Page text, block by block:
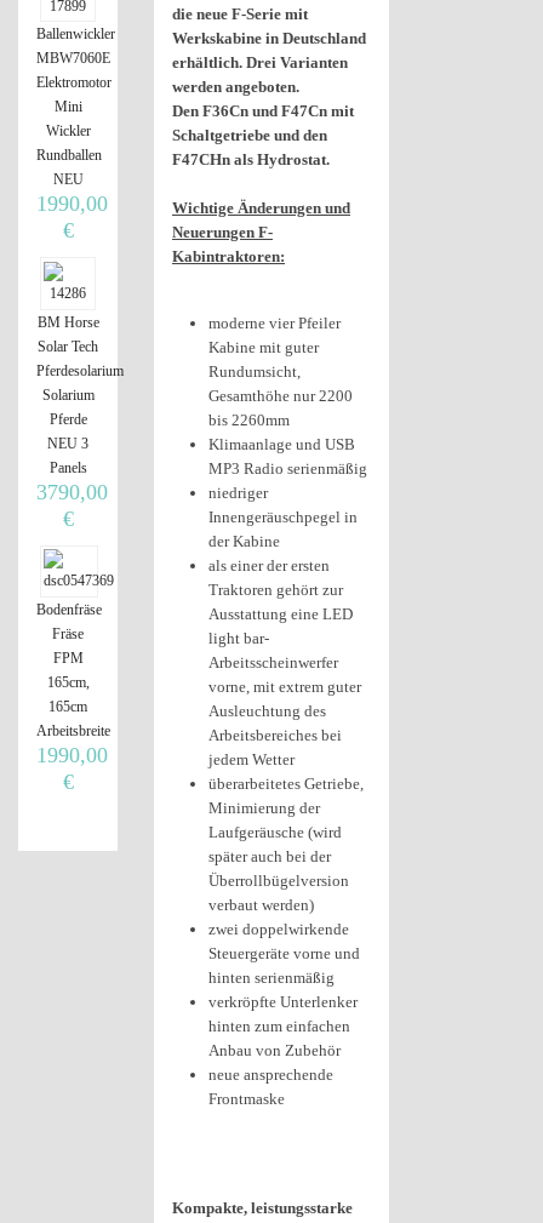
die neue F-Serie mit
Werkskabine in Deutschland
erhältlich. Drei Varianten
werden angeboten.
Den F36Cn und F47Cn mit
Schaltgetriebe und den
F47CHn als Hydrostat.
Wichtige Änderungen und
Neuerungen F-
Kabintraktoren:
moderne vier Pfeiler
Kabine mit guter
Rundumsicht,
Gesamthöhe nur 2200
bis 2260mm
Klimaanlage und USB
MP3 Radio serienmäßig
niedriger
Innengeräuschpegel in
der Kabine
als einer der ersten
Traktoren gehört zur
Ausstattung eine LED
light bar-
Arbeitsscheinwerfer
vorne, mit extrem guter
Ausleuchtung des
Arbeitsbereiches bei
jedem Wetter
überarbeitetes Getriebe,
Minimierung der
Laufgeräusche (wird
später auch bei der
Überrollbügelversion
verbaut werden)
zwei doppelwirkende
Steuergeräte vorne und
hinten serienmäßig
verkröpfte Unterlenker
hinten zum einfachen
Anbau von Zubehör
neue ansprechende
Frontmaske
Kompakte, leistungsstarke
Ballenwickler
MBW7060E
Elektromotor
Mini
Wickler
Rundballen
NEU
1990,00
€
BM Horse
Solar Tech
Pferdesolarium
Solarium
Pferde
NEU 3
Panels
3790,00
€
Bodenfräse
Fräse
FPM
165cm,
165cm
Arbeitsbreite
1990,00
€